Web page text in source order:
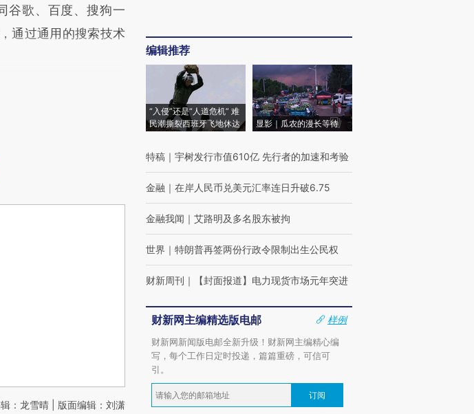
谷歌、百度、搜狗一
通过通用的搜索技术
：龙雪晴 | 版面编辑：刘潇
编辑推荐
“入侵”还是“人道危机” 难
民潮撕裂西班牙飞地休达
显影｜瓜农的漫长等待
特稿 ｜ 宇树发行市值610亿 先行者的加速和考验
金融 ｜ 在岸人民币兑美元汇率连日升破6.75
金融我闻 ｜ 艾路明及多名股东被拘
世界 ｜ 特朗普再签两份行政令限制出生公民权
财新周刊 ｜ 【封面报道】电力现货市场元年突进
财新网主编精选版电邮
样例
财新网新闻版电邮全新升级！财新网主编精心编
写，每个工作日定时投递，篇篇重磅，可信可
引。
订阅